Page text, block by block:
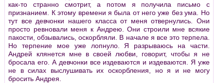
как-то странно смотрит, а потом я получила письмо с
признанием. К этому времени я была от него уже без ума. Но
тут все девчонки нашего класса от меня отвернулись. Они
просто ревновали меня к Андрею. Они строили мне всякие
пакости, обзывались, оскорбляли. В начале я все это терпела.
Но терпение мое уже лопнуло. Я разрываюсь на части.
Андрей клянется мне в своей любви, говорит, чтобы я не
бросала его. А девчонки все издеваются и издеваются. Я уже
не в силах выслушивать их оскорбления, но я и не могу
бросить Андрея.